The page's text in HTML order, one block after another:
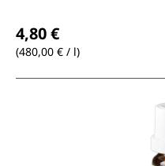
4,80 €
(480,00 € / l)